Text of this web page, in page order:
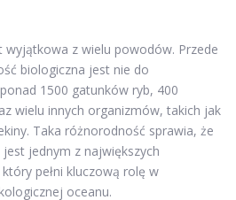
wyjątkowa z wielu powodów. Przede
biologiczna jest nie do
1500 gatunków ryb, 400
wielu innych organizmów, takich jak
Taka różnorodność sprawia, że
jednym z największych
pełni kluczową rolę w
oceanu.